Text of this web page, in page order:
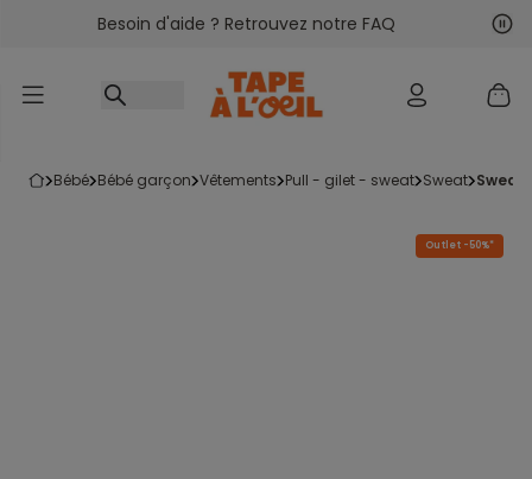
Accéder au contenu
Besoin d'aide ? Retrouvez notre FAQ
bébé bébé garçon vêtements pull - gilet - sweat sweat
Outlet -50%*